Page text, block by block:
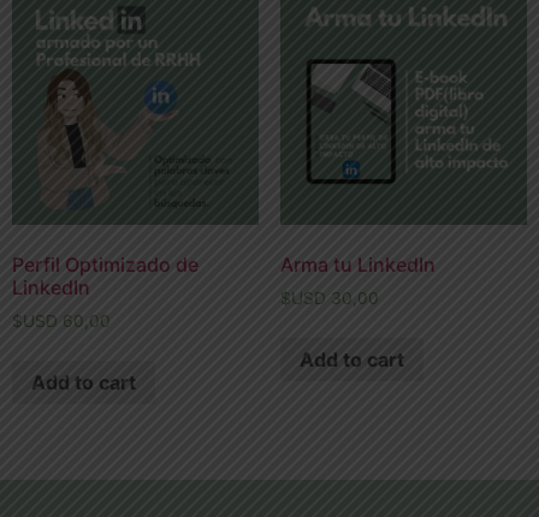
Perfil Optimizado de
LinkedIn
$USD 60,00
Add to cart
Arma tu LinkedIn
$USD 30,00
Add to cart